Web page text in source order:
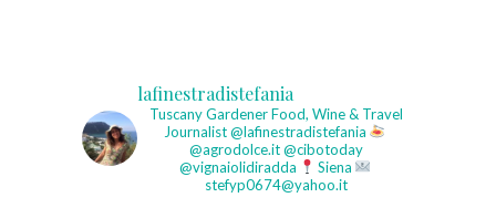
lafinestradistefania
Tuscany GardenerFood, Wine & Travel
Journalist@lafinestradistefania
@agrodolce.it @cibotoday
@vignaiolidiradda
Siena
stefyp0674@yahoo.it